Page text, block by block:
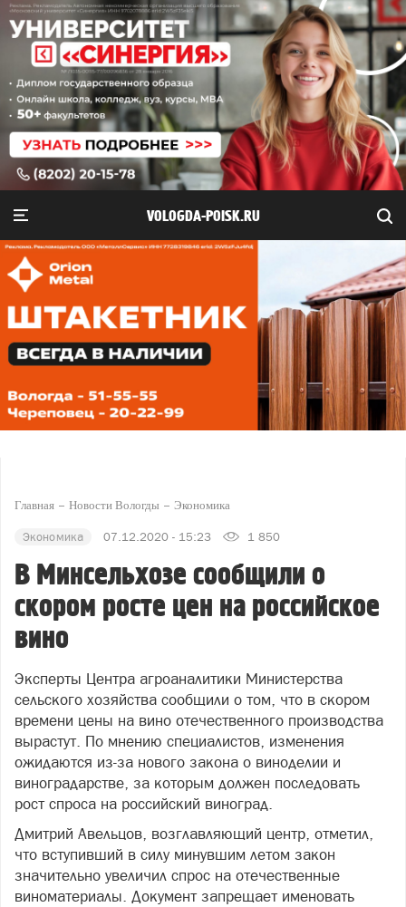
VOLOGDA-POISK.RU
Главная Новости Вологды Экономика
Экономика 07.12.2020 - 15:23 1 850
В Минсельхозе сообщили о
скором росте цен на российское
вино
Эксперты Центра агроаналитики Министерства
сельского хозяйства сообщили о том, что в скором
времени цены на вино отечественного производства
вырастут. По мнению специалистов, изменения
ожидаются из-за нового закона о виноделии и
виноградарстве, за которым должен последовать
рост спроса на российский виноград.
Дмитрий Авельцов, возглавляющий центр, отметил,
что вступивший в силу минувшим летом закон
значительно увеличил спрос на отечественные
виноматериалы. Документ запрещает именовать